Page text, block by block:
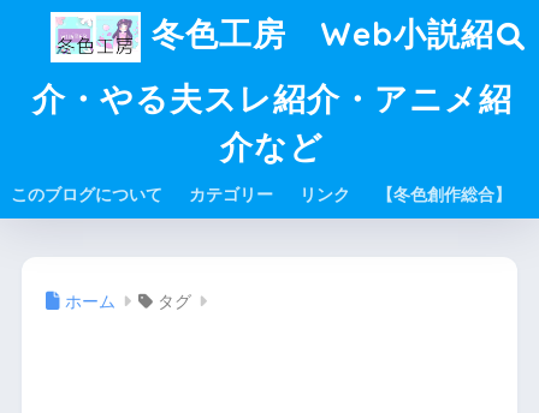
冬色工房 Web小説紹
介・やる夫スレ紹介・アニメ紹
介など
このブログについて カテゴリー リンク 【冬色創作総合】
ホーム タグ